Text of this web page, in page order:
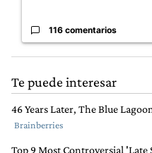
116 comentarios